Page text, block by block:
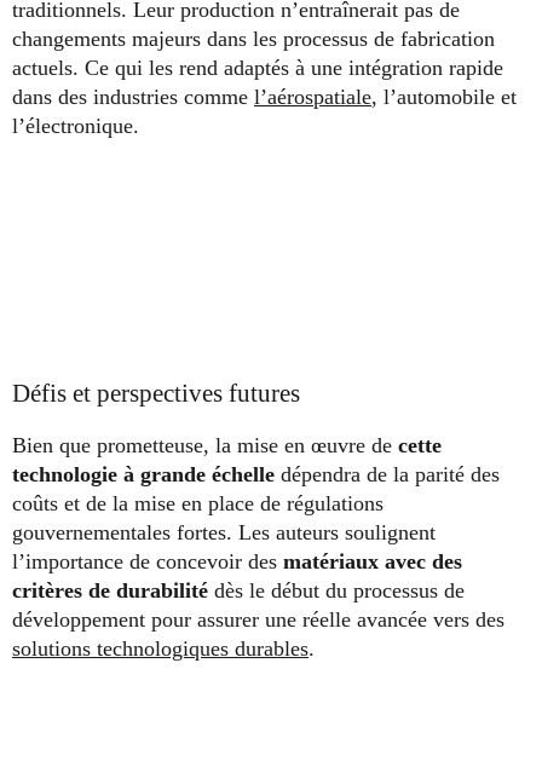
traditionnels. Leur production n’entraînerait pas de
changements majeurs dans les processus de fabrication
actuels. Ce qui les rend adaptés à une intégration rapide
dans des industries comme l’aérospatiale, l’automobile et
l’électronique.
Défis et perspectives futures
Bien que prometteuse, la mise en œuvre de cette
technologie à grande échelle dépendra de la parité des
coûts et de la mise en place de régulations
gouvernementales fortes. Les auteurs soulignent
l’importance de concevoir des matériaux avec des
critères de durabilité dès le début du processus de
développement pour assurer une réelle avancée vers des
solutions technologiques durables.